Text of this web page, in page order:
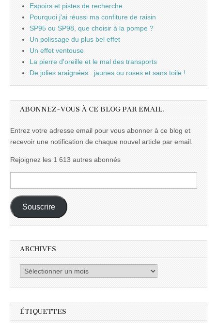
Espoirs et pistes de recherche
Pourquoi j'ai réussi ma confiture de raisin
SP95 ou SP98, que choisir à la pompe ?
Un polissage du plus bel effet
Un effet ventouse
La pierre d'oreille et le mal des transports
De jolies araignées : jaunes ou roses et sans toile !
ABONNEZ-VOUS À CE BLOG PAR EMAIL.
Entrez votre adresse email pour vous abonner à ce blog et
recevoir une notification de chaque nouvel article par email.
Rejoignez les 1 613 autres abonnés
e-
mail :
Souscrire
ARCHIVES
Archives
ÉTIQUETTES